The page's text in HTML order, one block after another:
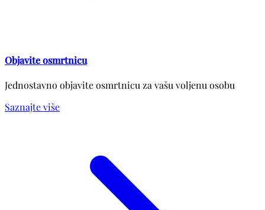
Objavite osmrtnicu
Jednostavno objavite osmrtnicu za vašu voljenu osobu
Saznajte više